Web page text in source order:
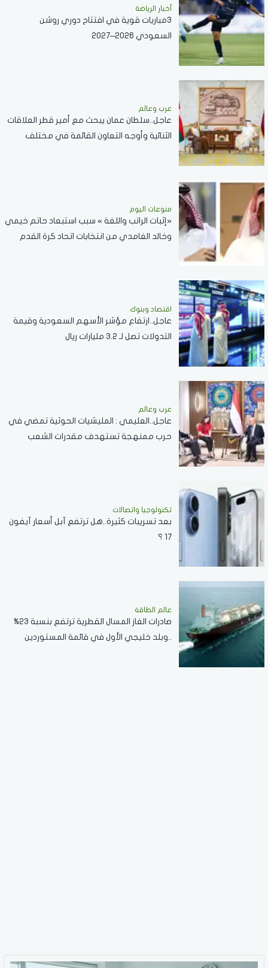
أخبار الرياضة
3مباريات قوية في افتتاح دوري روشن
السعودي 2026–2027
عرب وعالم
عاجل..سلطان عمان يبحث مع أمير قطر العلاقات
الثنائية وأوجه التعاون القائمة في مختلف
منوعات اليوم
«إثبات الراتب واللغة » سبب استبعاد حاتم خيمي
وخالد الغامدي من انتخابات اتحاد كرة القدم
اقتصاد وبنوك
عاجل..ارتفاع مؤشر الأسهم السعودية وقيمة
التدولات تصل لـ 3.2 مليارات ريال
عرب وعالم
عاجل..العليمي : المليشيات الحوثية تمضي في
حرب ممنهجة تستهدف مقدرات الشعب
تكنولوجيا واتصالات
بعد تسريبات كثيرة..هل ترتفع آبل أسعار آيفون
17 ؟
عالم الطاقة
صادرات الغاز المسال القطرية ترتفع بنسبة 23%
..وبلد خليجي الأول في قائمة المستوردين